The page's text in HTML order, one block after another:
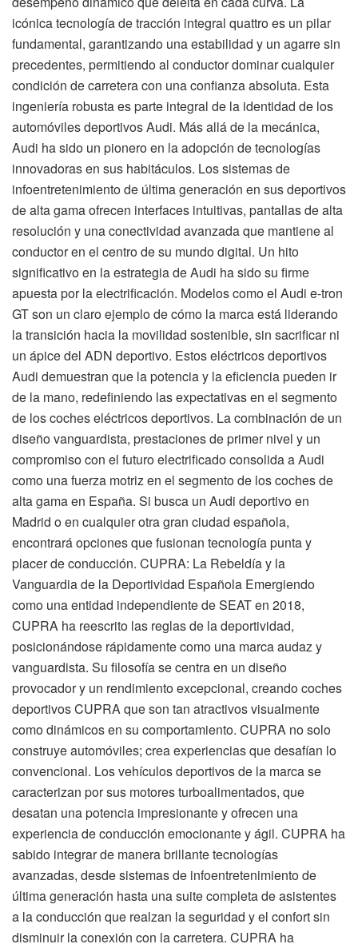
icónica tecnología de tracción integral quattro es un pilar
fundamental, garantizando una estabilidad y un agarre sin
precedentes, permitiendo al conductor dominar cualquier
condición de carretera con una confianza absoluta. Esta
ingeniería robusta es parte integral de la identidad de los
automóviles deportivos Audi. Más allá de la mecánica,
Audi ha sido un pionero en la adopción de tecnologías
innovadoras en sus habitáculos. Los sistemas de
infoentretenimiento de última generación en sus deportivos
de alta gama ofrecen interfaces intuitivas, pantallas de alta
resolución y una conectividad avanzada que mantiene al
conductor en el centro de su mundo digital. Un hito
significativo en la estrategia de Audi ha sido su firme
apuesta por la electrificación. Modelos como el Audi e-tron
GT son un claro ejemplo de cómo la marca está liderando
la transición hacia la movilidad sostenible, sin sacrificar ni
un ápice del ADN deportivo. Estos eléctricos deportivos
Audi demuestran que la potencia y la eficiencia pueden ir
de la mano, redefiniendo las expectativas en el segmento
de los coches eléctricos deportivos. La combinación de un
diseño vanguardista, prestaciones de primer nivel y un
compromiso con el futuro electrificado consolida a Audi
como una fuerza motriz en el segmento de los coches de
alta gama en España. Si busca un Audi deportivo en
Madrid o en cualquier otra gran ciudad española,
encontrará opciones que fusionan tecnología punta y
placer de conducción. CUPRA: La Rebeldía y la
Vanguardia de la Deportividad Española Emergiendo
como una entidad independiente de SEAT en 2018,
CUPRA ha reescrito las reglas de la deportividad,
posicionándose rápidamente como una marca audaz y
vanguardista. Su filosofía se centra en un diseño
provocador y un rendimiento excepcional, creando coches
deportivos CUPRA que son tan atractivos visualmente
como dinámicos en su comportamiento. CUPRA no solo
construye automóviles; crea experiencias que desafían lo
convencional. Los vehículos deportivos de la marca se
caracterizan por sus motores turboalimentados, que
desatan una potencia impresionante y ofrecen una
experiencia de conducción emocionante y ágil. CUPRA ha
sabido integrar de manera brillante tecnologías
avanzadas, desde sistemas de infoentretenimiento de
última generación hasta una suite completa de asistentes
a la conducción que realzan la seguridad y el confort sin
disminuir la conexión con la carretera. CUPRA ha